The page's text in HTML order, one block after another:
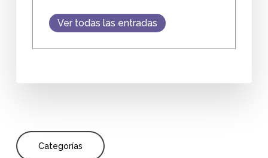
Ver todas las entradas
Categorías